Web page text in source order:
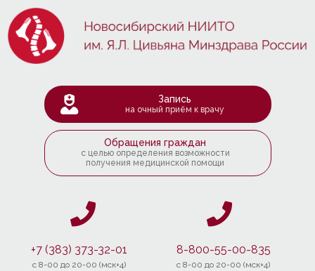
Запись
на очный приём к врачу
Обращения граждан
с целью определения возможности
получения медицинской помощи
+7 (383) 373-32-01
c 8-00 до 20-00 (мск+4)
8-800-55-00-835
c 8-00 до 20-00 (мск+4)